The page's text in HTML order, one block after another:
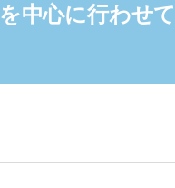
中心に行わせ